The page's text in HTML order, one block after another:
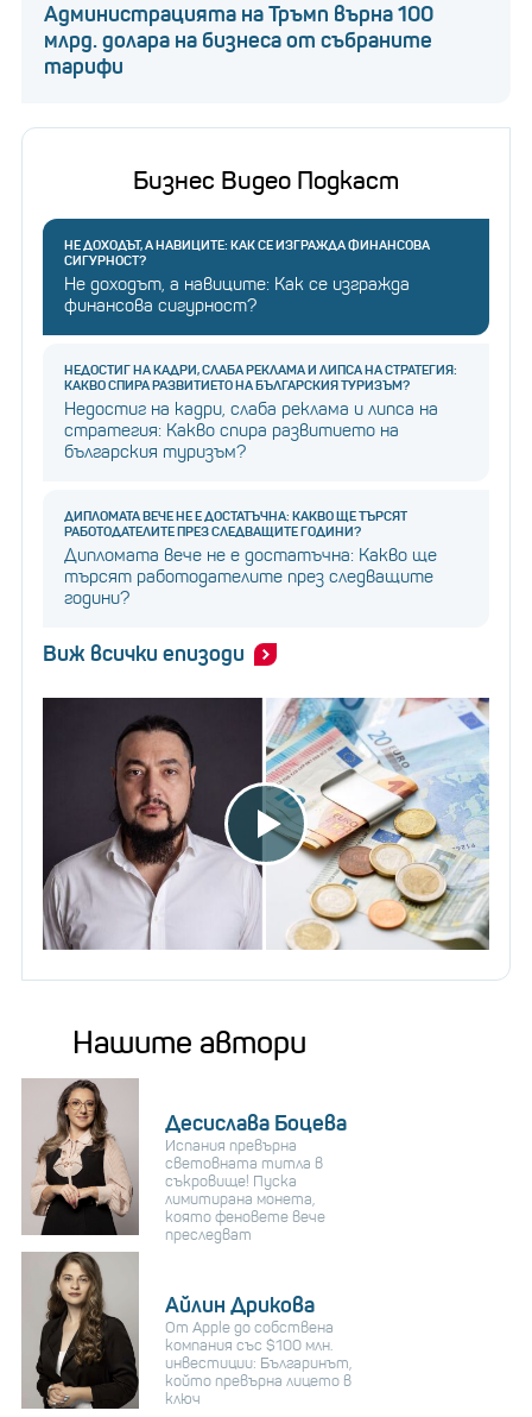
Администрацията на Тръмп върна 100
млрд. долара на бизнеса от събраните
тарифи
Бизнес Видео Подкаст
НЕ ДОХОДЪТ, А НАВИЦИТЕ: КАК СЕ ИЗГРАЖДА ФИНАНСОВА
СИГУРНОСТ?
Не доходът, а навиците: Как се изгражда
финансова сигурност?
НЕДОСТИГ НА КАДРИ, СЛАБА РЕКЛАМА И ЛИПСА НА СТРАТЕГИЯ:
КАКВО СПИРА РАЗВИТИЕТО НА БЪЛГАРСКИЯ ТУРИЗЪМ?
Недостиг на кадри, слаба реклама и липса на
стратегия: Какво спира развитието на
българския туризъм?
ДИПЛОМАТА ВЕЧЕ НЕ Е ДОСТАТЪЧНА: КАКВО ЩЕ ТЪРСЯТ
РАБОТОДАТЕЛИТЕ ПРЕЗ СЛЕДВАЩИТЕ ГОДИНИ?
Дипломата вече не е достатъчна: Какво ще
търсят работодателите през следващите
години?
Виж всички епизоди
Нашите автори
Десислава Боцева
Испания превърна
световната титла в
съкровище! Пуска
лимитирана монета,
която феновете вече
преследват
Айлин Дрикова
От Apple до собствена
компания със $100 млн.
инвестиции: Българинът,
който превърна лицето в
ключ